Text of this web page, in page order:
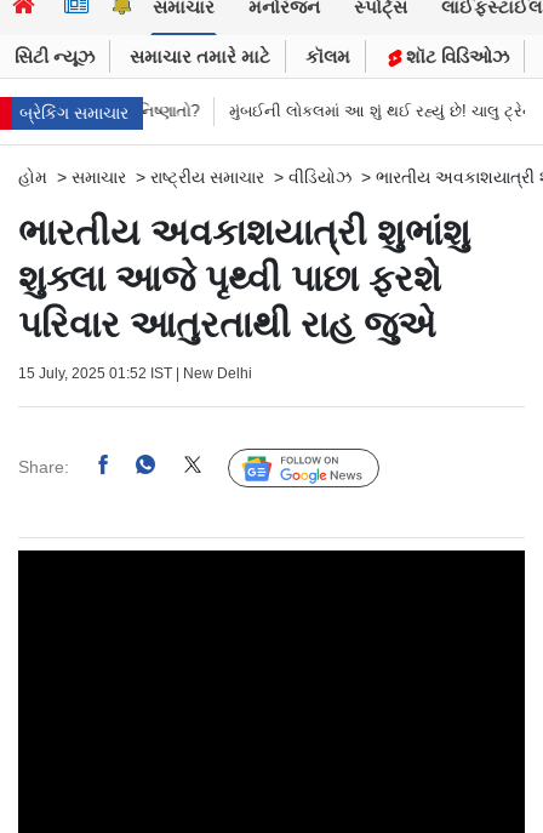
સમાચાર મનોરંજન સ્પોર્ટ્સ લાઈફસ્ટાઈલ
સિટી ન્યૂઝ સમાચાર તમારે માટે કૉલમ શૉટ વિડિઓઝ
બ્રેકિંગ સમાચાર
છે નિષ્ણાતો? મુંબઈની લોકલમાં આ શું થઈ રહ્યું છે! ચાલુ ટ્રેનમાં મહિલા પર
હોમ > સમાચાર > રાષ્ટ્રીય સમાચાર > વીડિયોઝ > ભારતીય
ભારતીય અવકાશયાત્રી શુભાંશુ
શુક્લા આજે પૃથ્વી પાછા ફરશે
પરિવાર આતુરતાથી રાહ જુએ
15 July, 2025 01:52 IST | New Delhi
Share: Follow Us